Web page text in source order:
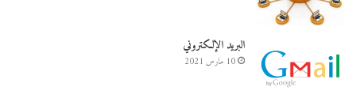
البريد الإلكتروني
10 مارس 2021